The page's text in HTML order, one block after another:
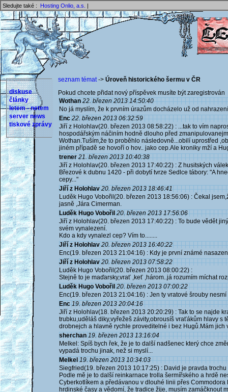
Sledujte také : Hosting Onlio, a.s. |
diskuse
články
letem - netem
server news
tiskové zprávy
seznam témat-> Úroveň historického šermu v ČR
Pokud chcete přidat nový příspěvek musíte být
Wothan 22. březen 2013 14:50:40
No já myslím, že k prvním úrazům docházelo už od
Enc 22. březen 2013 06:32:59
Jiří z Holohlav(20. březen 2013 08:58:22) : ...tak to vím
hospodářským náčiním hodně dlouho před
Wothan.Tuším,že to proběhlo následovně...obilí uprostřed
jiném případě se hovoří o hov.. jako cep.Ale kroniky mží a
trener 21. březen 2013 10:40:38
Jiří z Holohlav(20. březen 2013 17:40:22) : Z husitských
Březové k dubnu 1420 - při dobytí tvrze Sedlce tábory: "A
cepy..."
Jiří z Holohlav 20. březen 2013 18:46:41
Luděk Hugo Vobořil(20. březen 2013 18:56:06) : Čekal
jasně ,Jára Cimerman.
Luděk Hugo Vobořil 20. březen 2013 17:56:06
Jiří z Holohlav(20. březen 2013 17:40:22) : To bude vědět
svém vynalezení.
Kdo a kdy vynalezl cep? Vím to........
Jiří z Holohlav 20. březen 2013 16:40:22
Enc(19. březen 2013 21:04:16) : Kdy je první známé
Jiří z Holohlav 20. březen 2013 07:58:22
Luděk Hugo Vobořil(20. březen 2013 08:00:22) :
Stejně to je maďarsky,vrať ,keť ,három..já rozumím míchat
Luděk Hugo Vobořil 20. březen 2013 07:00:22
Enc(19. březen 2013 21:04:16) : Jen ty vratové šrouby
Enc 19. březen 2013 20:04:16
Jiří z Holohlav(18. březen 2013 20:20:29) : Tak to se najde
trubku,uděláš diky,vyřežeš závity,obrousíš vraťákům hlavy s
drobnejch a hlavně rychle proveditelné i bez Hugů.Mám jich
sherchan 19. březen 2013 13:16:04
Melkel: Spíš bych řek, že je to další nadšenec který chce
vypadá trochu jinak, než si myslí...
Melkel 19. březen 2013 10:34:03
Siegfried(19. březen 2013 10:17:25) : David je pravda
Podle mě je to další reinkarnace trolla šermířského a hrdě
Cyberkotlíkem a předávanou v dlouhé linii přes
hrdinské časy a vědomí, že tradice žije, musím zamáčknout